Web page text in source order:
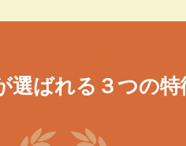
選ばれる３つの特